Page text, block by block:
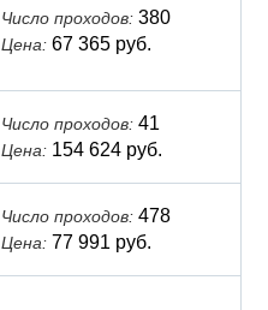
Число проходов: 380
Цена: 67 365 руб.
Число проходов: 41
Цена: 154 624 руб.
Число проходов: 478
Цена: 77 991 руб.